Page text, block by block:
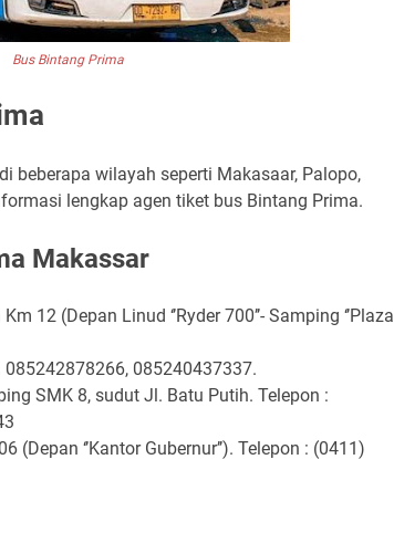
Bus Bintang Prima
beberapa wilayah seperti Makasaar, Palopo,
lengkap agen tiket bus Bintang Prima.
Makassar
12 (Depan Linud ‘’Ryder 700’’- Samping ‘’Plaza
085240437337.
SMK 8, sudut Jl. Batu Putih. Telepon :
‘’Kantor Gubernur’’). Telepon : (0411)